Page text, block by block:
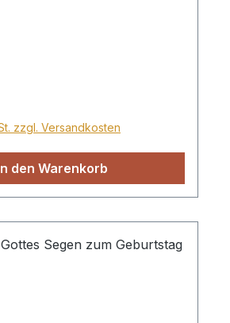
zzgl. Versandkosten
den Warenkorb